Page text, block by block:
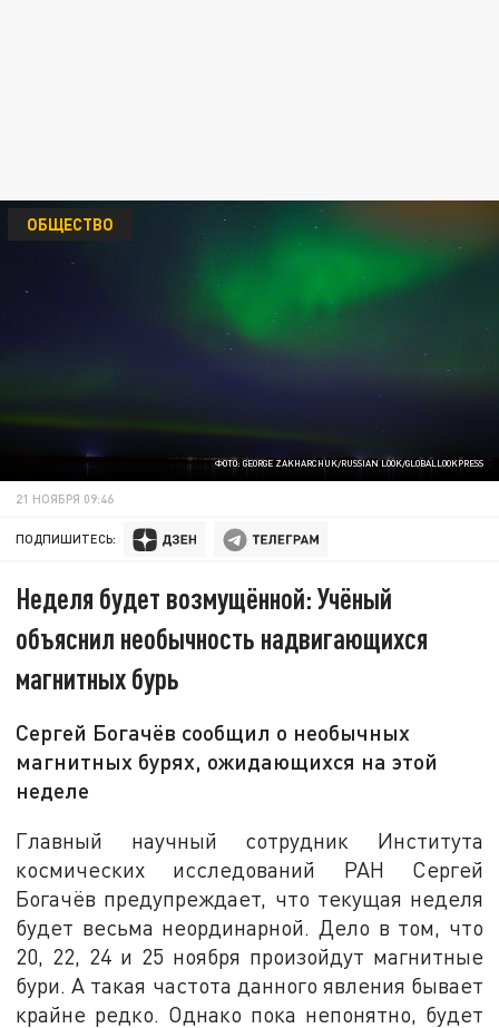
ФОТО: GEORGE ZAKHARCHUK/RUSSIAN LOOK/GLOBALLOOKPRESS
ОБЩЕСТВО
21 НОЯБРЯ 09:46
ПОДПИШИТЕСЬ:
Неделя будет возмущённой: Учёный
объяснил необычность надвигающихся
магнитных бурь
Сергей Богачёв сообщил о необычных
магнитных бурях, ожидающихся на этой
неделе
Главный научный сотрудник Института
космических исследований РАН Сергей
Богачёв предупреждает, что текущая неделя
будет весьма неординарной. Дело в том, что
20, 22, 24 и 25 ноября произойдут магнитные
бури. А такая частота данного явления бывает
крайне редко. Однако пока непонятно, будет